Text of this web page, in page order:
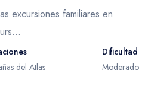
con ellos a la hora del
a llevar cargas y no es inusual
excursiones familiares en
del Atlas
Dificultad
Moderado